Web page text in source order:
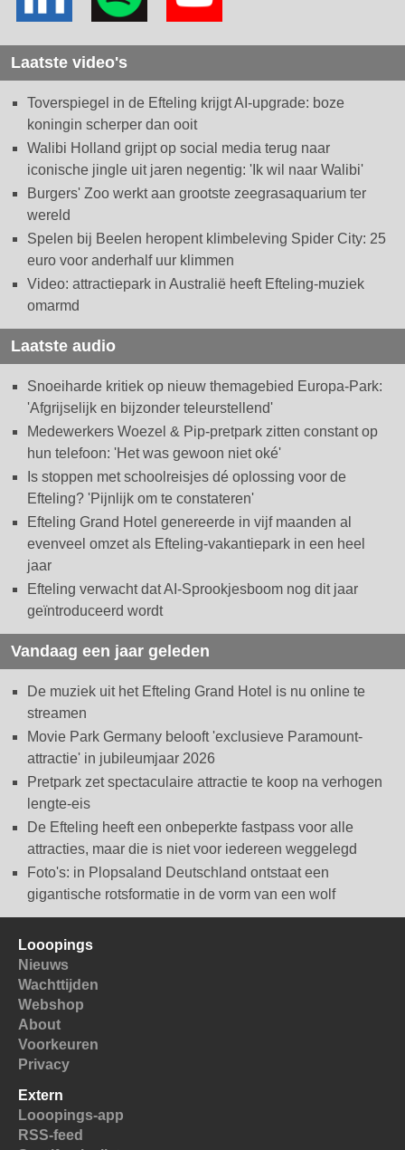
Laatste video's
Toverspiegel in de Efteling krijgt AI-upgrade: boze
koningin scherper dan ooit
Walibi Holland grijpt op social media terug naar
iconische jingle uit jaren negentig: 'Ik wil naar Walibi'
Burgers' Zoo werkt aan grootste zeegrasaquarium ter
wereld
Spelen bij Beelen heropent klimbeleving Spider City: 25
euro voor anderhalf uur klimmen
Video: attractiepark in Australië heeft Efteling-muziek
omarmd
Laatste audio
Snoeiharde kritiek op nieuw themagebied Europa-Park:
'Afgrijselijk en bijzonder teleurstellend'
Medewerkers Woezel & Pip-pretpark zitten constant op
hun telefoon: 'Het was gewoon niet oké'
Is stoppen met schoolreisjes dé oplossing voor de
Efteling? 'Pijnlijk om te constateren'
Efteling Grand Hotel genereerde in vijf maanden al
evenveel omzet als Efteling-vakantiepark in een heel
jaar
Efteling verwacht dat AI-Sprookjesboom nog dit jaar
geïntroduceerd wordt
Vandaag een jaar geleden
De muziek uit het Efteling Grand Hotel is nu online te
streamen
Movie Park Germany belooft 'exclusieve Paramount-
attractie' in jubileumjaar 2026
Pretpark zet spectaculaire attractie te koop na verhogen
lengte-eis
De Efteling heeft een onbeperkte fastpass voor alle
attracties, maar die is niet voor iedereen weggelegd
Foto's: in Plopsaland Deutschland ontstaat een
gigantische rotsformatie in de vorm van een wolf
Looopings
Nieuws
Wachttijden
Webshop
About
Voorkeuren
Privacy
Extern
Looopings-app
RSS-feed